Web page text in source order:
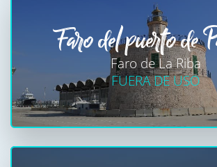
Faro del puerto de
Faro de La Riba
FUERA DE USO